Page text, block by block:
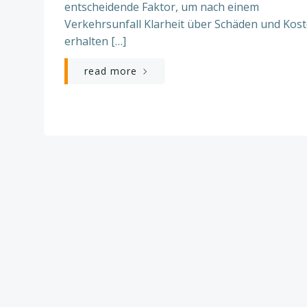
entscheidende Faktor, um nach einem
Verkehrsunfall Klarheit über Schäden und
erhalten […]
read more